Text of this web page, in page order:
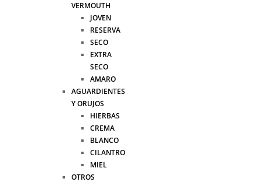
VERMOUTH
JOVEN
RESERVA
SECO
EXTRA
SECO
AMARO
AGUARDIENTES
Y ORUJOS
HIERBAS
CREMA
BLANCO
CILANTRO
MIEL
OTROS